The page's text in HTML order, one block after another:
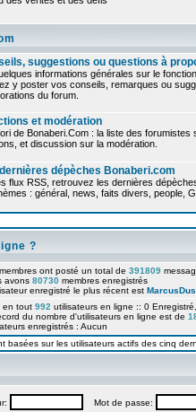
suggestions ou questions à
informations générales sur le
y poster vos conseils, remarques ou
du forum.
et modération
de Bonaberi.Com : la liste des
et discussion sur la modération.
dépèches Bonaberi.com
flux RSS, retrouvez les dernières
: général, news, faits divers, people,
?
ont posté un total de 391809
avons 80730 membres enregistrés
enregistré le plus récent est MarcusDus
en tout 992 utilisateurs en ligne :: 0
du nombre d'utilisateurs en ligne est de
enregistrés : Aucun
basées sur les utilisateurs actifs des cinq
Mot de passe: